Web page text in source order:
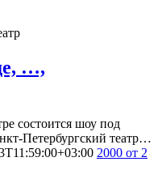
…,
состоится шоу под
Петербургский театр…
2000 от 2